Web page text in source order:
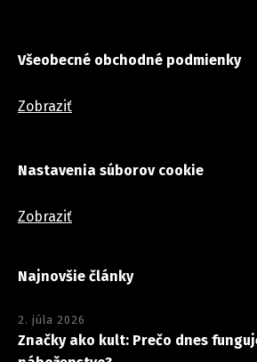
Všeobecné obchodné podmienky
Zobraziť
Nastavenia súborov cookie
Zobraziť
Najnovšie články
2. júla 2026
Značky ako kult: Prečo dnes